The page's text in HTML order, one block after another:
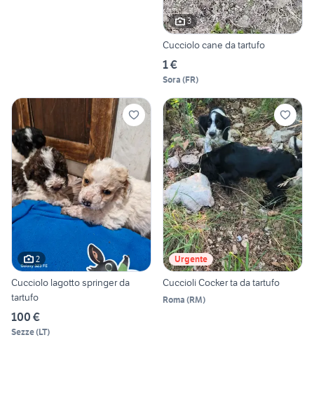
3
Cucciolo cane da tartufo
1 €
Sora (FR)
2
Cucciolo lagotto springer da
tartufo
100 €
Sezze(LT)
Urgente
Cuccioli Cocker ta da tartufo
Roma (RM)